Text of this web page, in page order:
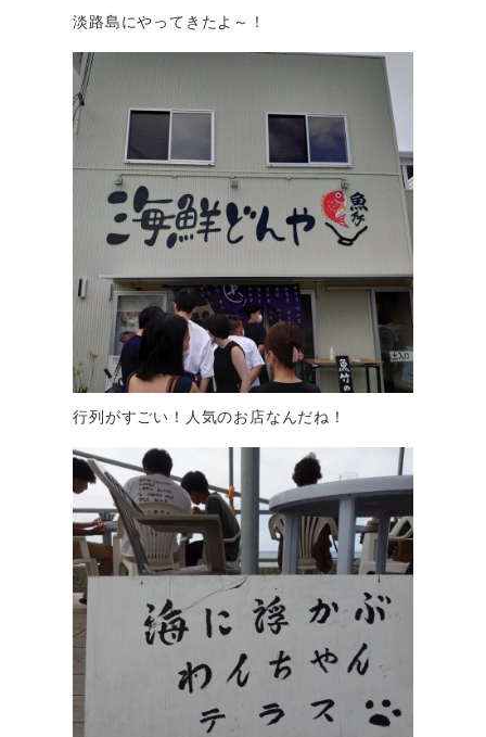
淡路島にやってきたよ～！
行列がすごい！人気のお店なんだね！